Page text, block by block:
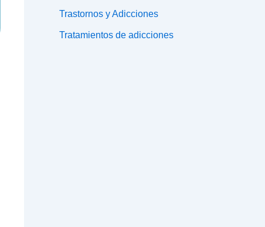
Trastornos y Adicciones
Tratamientos de adicciones